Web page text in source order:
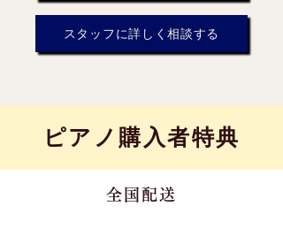
スタッフに詳しく相談する
​ピアノ購入者特典
全国配送